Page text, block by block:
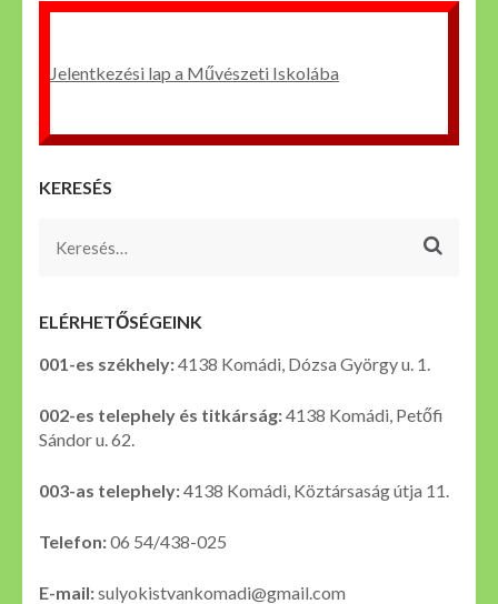
Jelentkezési lap a Művészeti Iskolába
KERESÉS
Keresés:
ELÉRHETŐSÉGEINK
001-es székhely:4138 Komádi, Dózsa György u. 1.
002-es telephely és titkárság:4138 Komádi, Petőfi
Sándor u. 62.
003-as telephely:4138 Komádi, Köztársaság útja 11.
Telefon:06 54/438-025
E-mail:sulyokistvankomadi@gmail.com